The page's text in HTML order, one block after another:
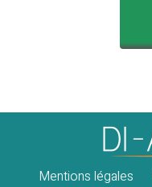
Mentions légales